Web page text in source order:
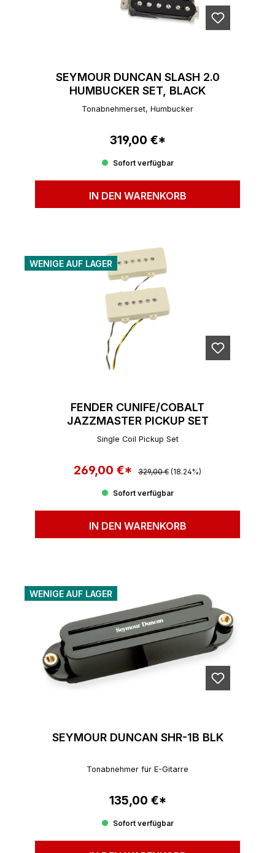
SEYMOUR DUNCAN SLASH 2.0
HUMBUCKER SET, BLACK
Tonabnehmerset, Humbucker
Regulärer Preis:
319,00 €*
Sofort verfügbar
IN DEN WARENKORB
WENIGE AUF LAGER
FENDER CUNIFE/COBALT
JAZZMASTER PICKUP SET
Single Coil Pickup Set
Verkaufspreis:
269,00 €* Regulärer Preis:
329,00 € (18.24%)
Sofort verfügbar
IN DEN WARENKORB
WENIGE AUF LAGER
SEYMOUR DUNCAN SHR-1B BLK
Tonabnehmer für E-Gitarre
Regulärer Preis:
135,00 €*
Sofort verfügbar